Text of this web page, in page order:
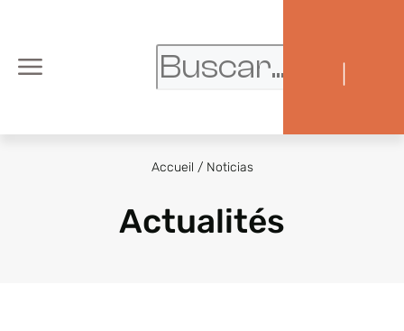
Accueil / Noticias
Actualités